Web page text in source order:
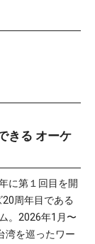
きる オーケ
に第１回目を開
周年目である
。2026年1月〜
湾を巡ったワー